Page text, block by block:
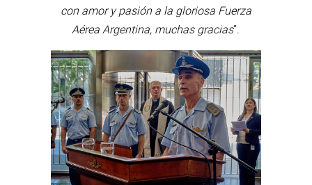
con amor y pasión a la gloriosa Fuerza
Aérea Argentina, muchas gracias”.